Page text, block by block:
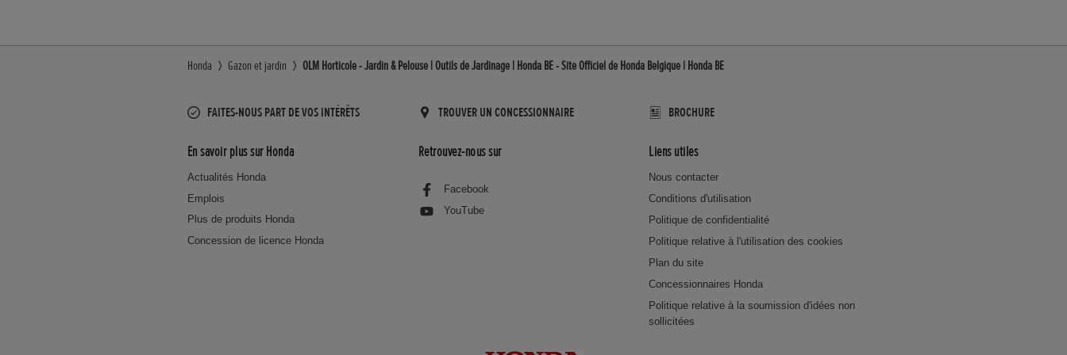
Honda Gazon et jardin OLM Horticole - Jardin & Pelouse | Outils de Jardinage | Honda BE - Site Officiel de Honda Belgique | Honda BE
FAITES-NOUS PART DE VOS INTÉRÊTS TROUVER UN CONCESSIONNAIRE BROCHURE
En savoir plus sur Honda
Actualités Honda
Emplois
Plus de produits Honda
Concession de licence Honda
Retrouvez-nous sur
Facebook
YouTube
Liens utiles
Nous contacter
Conditions d'utilisation
Politique de confidentialité
Politique relative à l'utilisation des cookies
Plan du site
Concessionnaires Honda
Politique relative à la soumission d'idées non
sollicitées